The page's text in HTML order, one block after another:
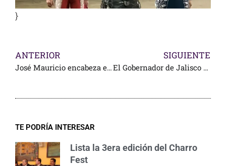
}
ANTERIOR
José Mauricio encabeza el cartel en Xalostoc
SIGUIENTE
El Gobernador de Jalisco garantiza el Mundial
TE PODRÍA INTERESAR
Lista la 3era edición del Charro
Fest